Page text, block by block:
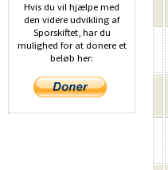
Hvis du vil hjælpe med
den videre udvikling af
Sporskiftet, har du
mulighed for at donere et
beløb her: